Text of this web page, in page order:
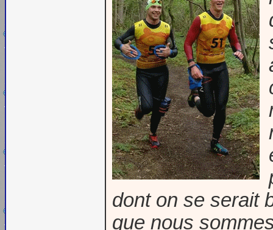
dont on se serait
que nous